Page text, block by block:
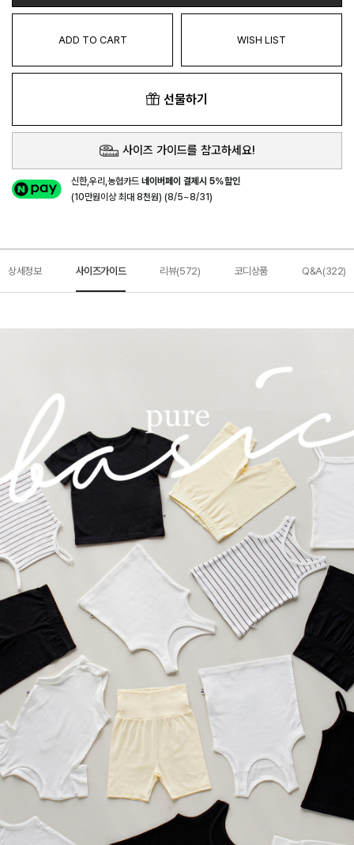
ADD TO CART WISH LIST
선물하기
사이즈 가이드를 참고하세요!
신한,우리,농협카드네이버페이 결제시 5%할인
(10만원이상 최대 8천원) (8/5~8/31)
상세정보 사이즈가이드 리뷰(572) 코디상품 Q&A(322)